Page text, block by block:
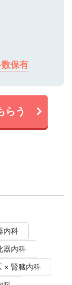
保有
らう
内科
器内科
× 腎臓内科